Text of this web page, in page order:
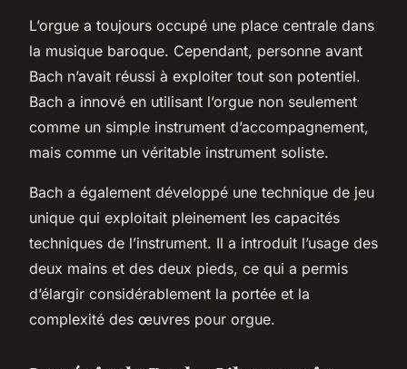
L’orgue a toujours occupé une place centrale dans
la musique baroque. Cependant, personne avant
Bach n’avait réussi à exploiter tout son potentiel.
Bach a innové en utilisant l’orgue non seulement
comme un simple instrument d’accompagnement,
mais comme un véritable instrument soliste.
Bach a également développé une technique de jeu
unique qui exploitait pleinement les capacités
techniques de l’instrument. Il a introduit l’usage des
deux mains et des deux pieds, ce qui a permis
d’élargir considérablement la portée et la
complexité des œuvres pour orgue.